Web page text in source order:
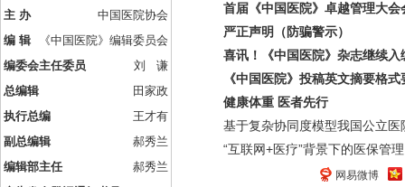
主 办
中国医院协会
编 辑
《中国医院》编辑委员会
编委会主任委员
刘 谦
总编辑
田家政
执行总编
王才有
副总编辑
郝秀兰
编辑部主任
郝秀兰
首届《中国医院》卓越管理大会
严正声明（防骗警示）
喜讯！《中国医院》杂志继续入
《中国医院》投稿英文摘要格式
健康体重 医者先行
基于复杂协同度模型我国公立医
“互联网+医疗”背景下的医保管理
网易微博